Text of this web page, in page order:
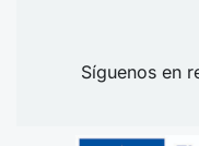
Síguenos en